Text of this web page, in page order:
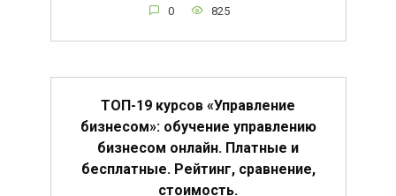
0 825
ТОП-19 курсов «Управление
бизнесом»: обучение управлению
бизнесом онлайн. Платные и
бесплатные. Рейтинг, сравнение,
стоимость.